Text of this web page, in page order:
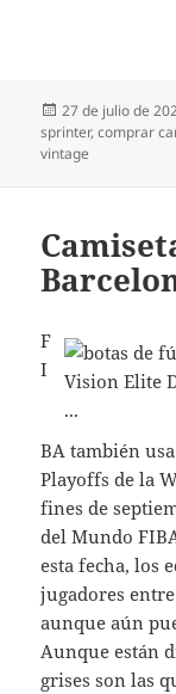
Publicado
el
27 de julio de
sprinter,comprar
vintage
F
I
BA también
Playoffs de la
fines de
del Mundo
esta fecha, los
jugadores
aunque aún
Aunque están
grises son las